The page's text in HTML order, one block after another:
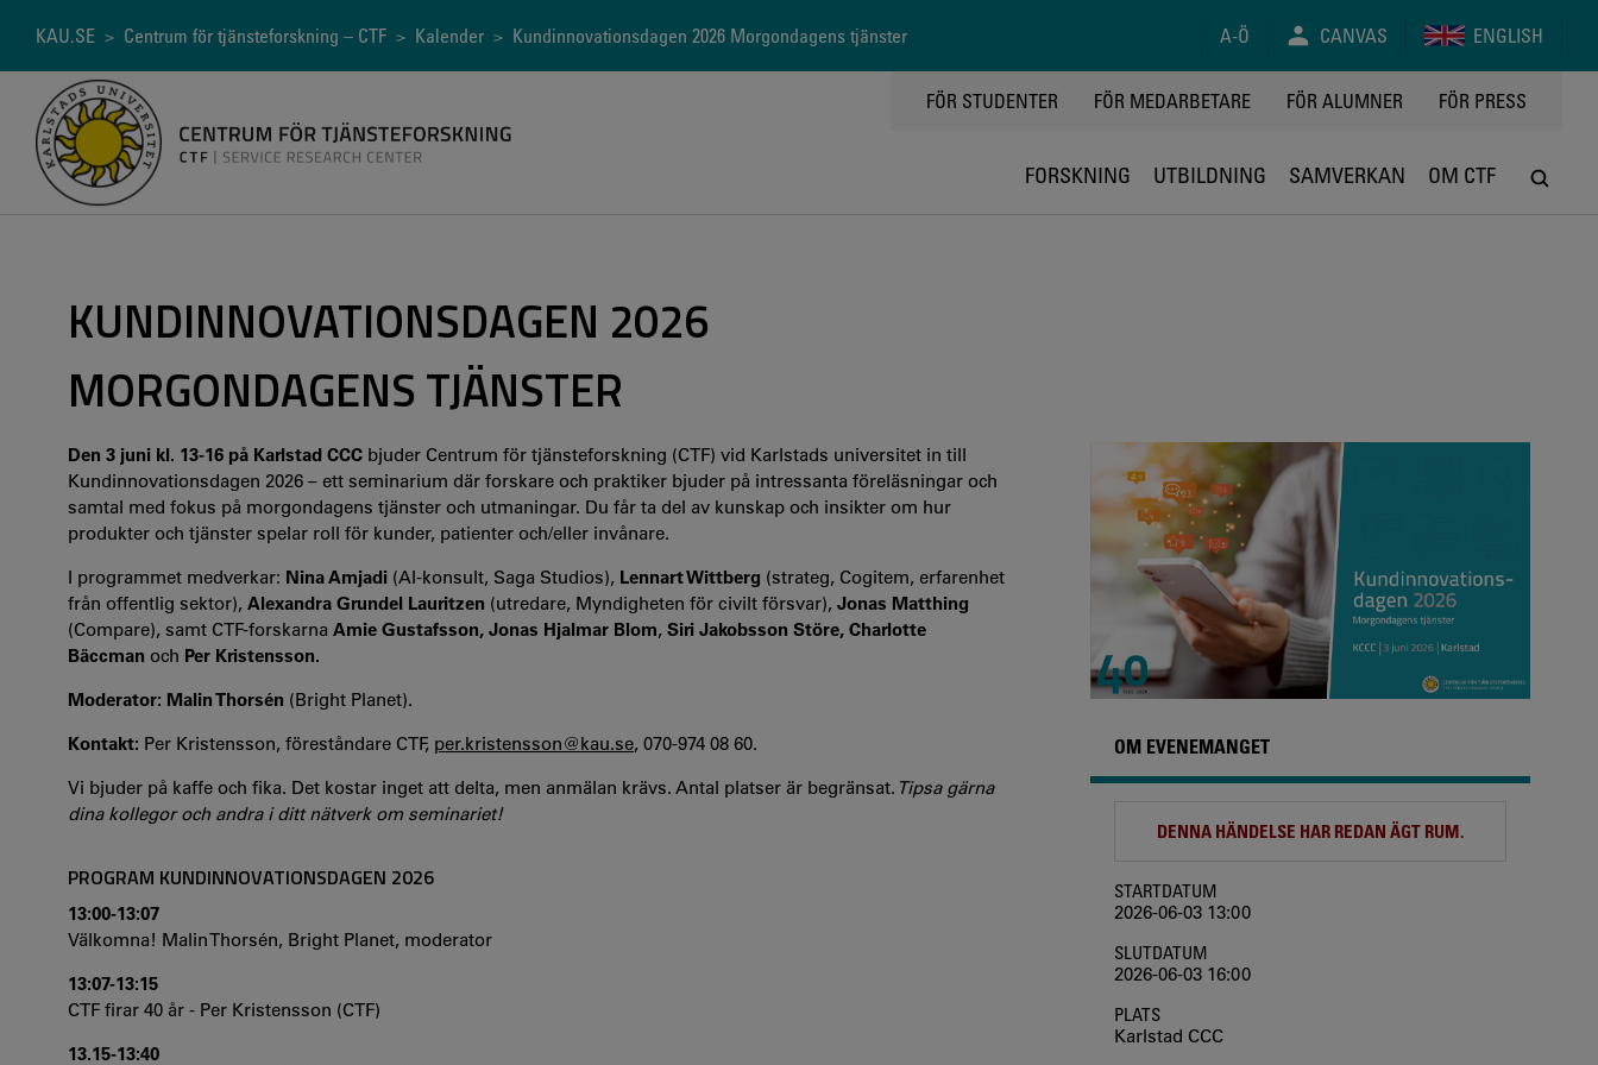
Länkstig
KAU.SE > Centrum för tjänsteforskning – CTF > Kalender > Kundinnovationsdagen 2026 Morgondagens tjänster A-Ö CANVAS ENGLISH
TOPPMENY
FÖR STUDENTER FÖR MEDARBETARE FÖR ALUMNER FÖR PRESS
FORSKNING UTBILDNING SAMVERKAN OM CTF
KUNDINNOVATIONSDAGEN 2026
MORGONDAGENS TJÄNSTER
Den 3 juni kl. 13-16 på Karlstad CCC bjuder Centrum för tjänsteforskning (CTF) vid Karlstads universitet in till
Kundinnovationsdagen 2026 – ett seminarium där forskare och praktiker bjuder på intressanta föreläsningar och
samtal med fokus på morgondagens tjänster och utmaningar. Du får ta del av kunskap och insikter om hur
produkter och tjänster spelar roll för kunder, patienter och/eller invånare.
I programmet medverkar: Nina Amjadi (AI-konsult, Saga Studios), Lennart Wittberg (strateg, Cogitem, erfarenhet
från offentlig sektor), Alexandra Grundel Lauritzen (utredare, Myndigheten för civilt försvar), Jonas Matthing
(Compare), samt CTF-forskarna Amie Gustafsson, Jonas Hjalmar Blom, Siri Jakobsson Störe, Charlotte
Bäccman och Per Kristensson.
Moderator: Malin Thorsén (Bright Planet).
Kontakt: Per Kristensson, föreståndare CTF, per.kristensson@kau.se, 070-974 08 60.
Vi bjuder på kaffe och fika. Det kostar inget att delta, men anmälan krävs. Antal platser är begränsat. Tipsa gärna
dina kollegor och andra i ditt nätverk om seminariet!
PROGRAM KUNDINNOVATIONSDAGEN 2026
13:00-13:07
Välkomna! Malin Thorsén, Bright Planet, moderator
13:07-13:15
CTF firar 40 år - Per Kristensson (CTF)
13.15-13:40
OM EVENEMANGET
DENNA HÄNDELSE HAR REDAN ÄGT RUM.
STARTDATUM
2026-06-03 13:00
SLUTDATUM
2026-06-03 16:00
PLATS
Karlstad CCC